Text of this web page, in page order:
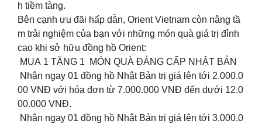
h tiềm tàng.
Bên cạnh ưu đãi hấp dẫn, Orient Vietnam còn nâng tầ
m trải nghiệm của bạn với những món quà giá trị đỉnh
cao khi sở hữu đồng hồ Orient:
MUA 1 TẶNG 1 MÓN QUÀ ĐẲNG CẤP NHẬT BẢN
Nhận ngay 01 đồng hồ Nhật Bản trị giá lên tới 2.000.0
00 VNĐ với hóa đơn từ 7.000.000 VNĐ đến dưới 12.0
00.000 VNĐ.
Nhận ngay 01 đồng hồ Nhật Bản trị giá lên tới 3.000.0